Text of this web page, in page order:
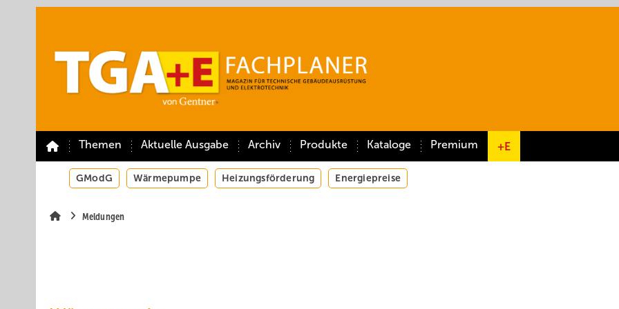
Themen Aktuelle Ausgabe Archiv Produkte Kataloge Premium +E
GModG Wärmepumpe Heizungsförderung Energiepreise
Meldungen